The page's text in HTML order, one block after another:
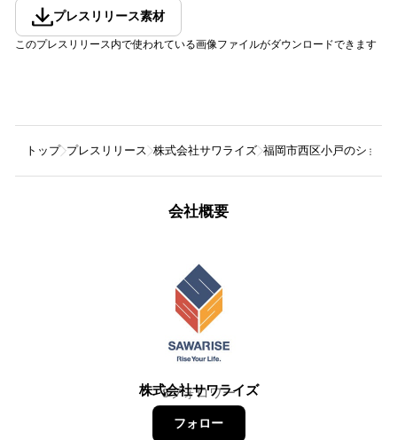
プレスリリース素材
このプレスリリース内で使われている画像ファイルがダウンロードできます
トップ プレスリリース 株式会社サワライズ 福岡市西区小戸のショッ
会社概要
株式会社サワライズ
8フォロワー
フォロー